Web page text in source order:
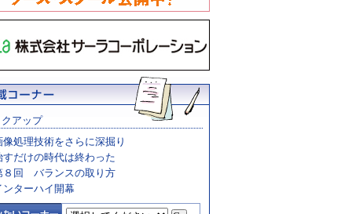
アップ
像処理技術をさらに深掘り
すだけの時代は終わった
８回 バランスの取り方
ンターハイ開幕